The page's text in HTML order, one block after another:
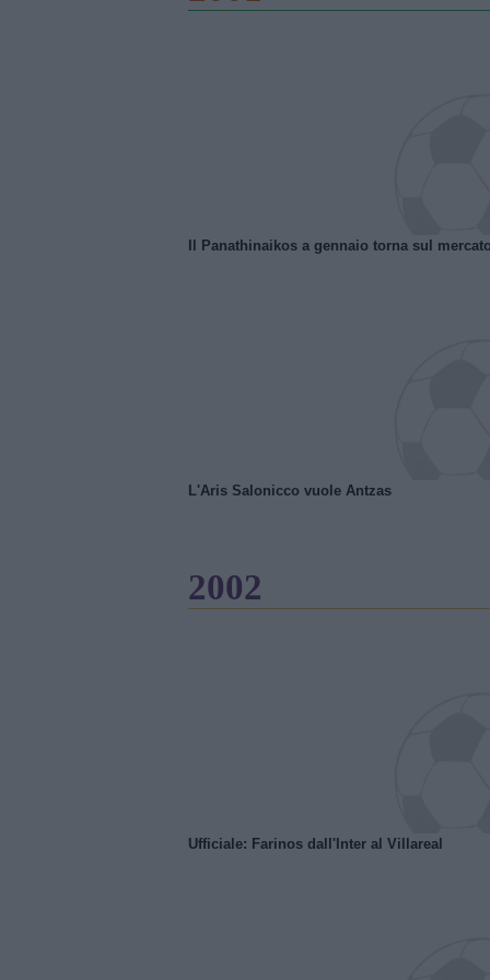
Il Panathinaikos a gennaio torna sul
L'Aris Salonicco vuole Antzas
2002
Ufficiale: Farinos dall'Inter al Villareal